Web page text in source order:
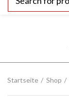
Startseite Shop